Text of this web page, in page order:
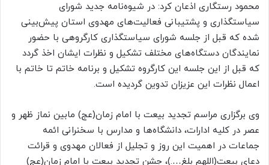
محمود رستگاری اذعان کرد: در شیوه‌نامه جدید شورای
سیاستگذاری و پشتیبانی فعالیت‌های مهدوی استان پیش‌بینی
شده که قبل از جلسه شورای سیاستگذاری کارگروهی با حضور
نمایندگان دستگاه‌های مختلف تشکیل و نظرات ایشان اخذ گردد
که قبل از این جلسه این کارگروه تشکیل و برنامه خاتم تا خاتم با
اعمال نظرات این عزیزان تدوین گردیده است.
وی برگزاری مراسم تجدید بیعت با امام زمان(عج) مابین نماز ظهر و
عصر در کلیه ادارات، دانشگاه‌ها و مدارس با سخنرانی ائمه
جماعات در اهمیت این روز و تجلیل از فعالان مهدوی و قرائت
دعای بیعت(اللهم بلغ….)، جشن تجدید بیعت با امام زمان(عج)